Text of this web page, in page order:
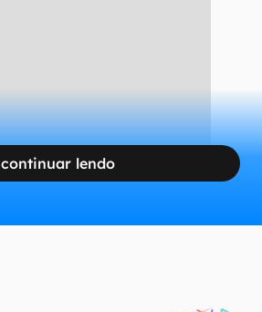
continuar lendo